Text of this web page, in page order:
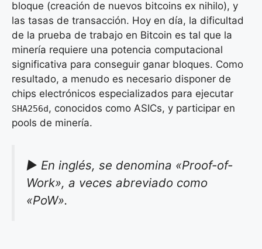
bloque (creación de nuevos bitcoins ex nihilo), y
las tasas de transacción. Hoy en día, la dificultad
de la prueba de trabajo en Bitcoin es tal que la
minería requiere una potencia computacional
significativa para conseguir ganar bloques. Como
resultado, a menudo es necesario disponer de
chips electrónicos especializados para ejecutar
SHA256d, conocidos como ASICs, y participar en
pools de minería.
► En inglés, se denomina «Proof-of-
Work», a veces abreviado como
«PoW».